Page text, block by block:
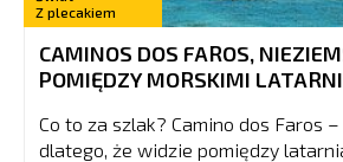
Z plecakiem
CAMINOS DOS FAROS,
POMIĘDZY MORSKIMI
Co to za szlak? Camino dos Faros
dlatego, że widzie pomiędzy